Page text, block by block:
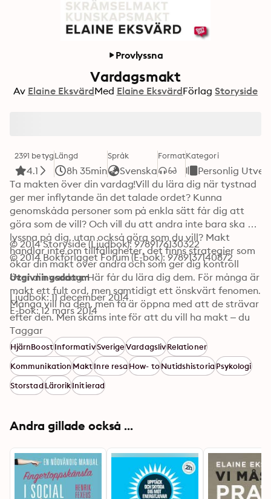
Provlyssna
Vardagsmakt
Av Elaine EksvärdMed Elaine EksvärdFörlag Storyside
2391 betyg
4.1
Längd
8h 35min
Språk
Svenska
FormatKategori
Personlig
Ta makten över din vardag!Vill du lära dig när tystnad
ger mer inflytande än det talade ordet? Kunna
genomskåda personer som på enkla sätt får dig att
göra som de vill? Och vill du att andra inte bara ska
lyssna på dig, utan också göra som du vill? Makt
handlar inte om tillfälligheter, det finns strategier som
ökar din makt över andra och som ger dig kontroll
över din vardag. Här får du lära dig dem. För många är
makt ett fult ord, men samtidigt ett önskvärt fenomen.
Många vill ha den, men få är öppna med att de strävar
efter den. Men skäms inte för att du vill ha makt – du
måste inte bli en diktator eller behandla folk illa för att
de ska göra som du vill. Det är inget fel med makt, så
länge den hamnar i rätt händer. I Elaine Eksvärds
tidigare succé Härskarteknik presenterades en ful väg
till makt. I Vardagsmakt får du tio nya maktstrategier
som kommer ta dig dit du vill.
© 2014 Storyside (Ljudbok): 9789176130322
© 2014 Bokförlaget Forum (E-bok): 9789137140872
Utgivningsdatum
Ljudbok: 11 december 2014
E-bok: 12 mars 2014
Taggar
HjärnBoostInformativSverigeVardagslivRelationer
KommunikationMaktInre resaHow- toNutidshistoriaPsykologi
StorstadLärorikInitierad
Andra gillade också ...